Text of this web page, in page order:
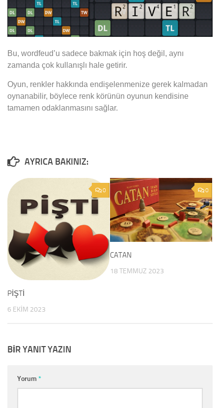
Bu, wordfeud’u sadece bakmak için hoş değil, aynı
zamanda çok kullanışlı hale getirir.
Oyun, renkler hakkında endişelenmenize gerek kalmadan
oynanabilir, böylece renk körünün oyunun kendisine
tamamen odaklanmasını sağlar.
0
PİŞTİ
6 EKIM 2023
0
CATAN
18 TEMMUZ 2023
BIR YANIT YAZIN
Yorum *